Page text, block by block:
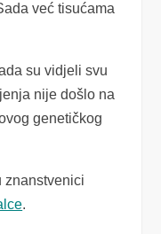
već tisućama
su vidjeli svu
nije došlo na
genetičkog
znanstvenici
.